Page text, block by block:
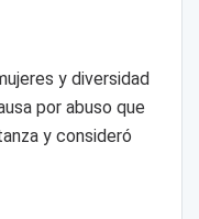
y diversidad
por abuso que
y consideró